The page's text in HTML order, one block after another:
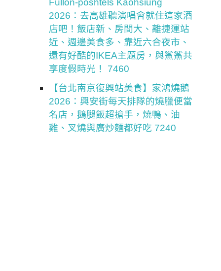
Fullon-poshtels Kaohsiung
2026：去高雄聽演唱會就住這家酒
店吧！飯店新、房間大、離捷運站
近、週邊美食多、靠近六合夜市、
還有好酷的IKEA主題房，與鯊鯊共
享度假時光！ 7460
【台北南京復興站美食】家鴻燒鵝
2026：興安街每天排隊的燒臘便當
名店，鵝腿飯超搶手，燒鴨、油
雞、叉燒與廣炒麵都好吃 7240